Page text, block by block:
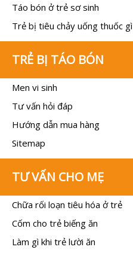
Táo bón ở trẻ sơ sinh
Trẻ bị tiêu chảy uống thuốc gì
TRẺ BỊ TÁO BÓN
Men vi sinh
Tư vấn hỏi đáp
Hướng dẫn mua hàng
Sitemap
TƯ VẤN CHO MẸ
Chữa rối loạn tiêu hóa ở trẻ
Cốm cho trẻ biếng ăn
Làm gì khi trẻ lười ăn